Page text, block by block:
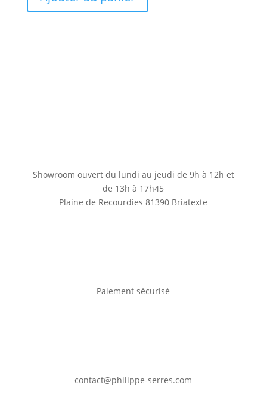
Showroom ouvert du lundi au jeudi de 9h à 12h et
de 13h à 17h45
Plaine de Recourdies81390 Briatexte
Paiement sécurisé
contact@philippe-serres.com